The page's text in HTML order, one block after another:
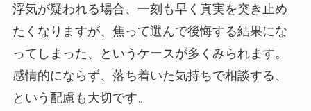
浮気が疑われる場合、一刻も早く真実を突き止め
たくなりますが、焦って選んで後悔する結果にな
ってしまった、というケースが多くみられます。
感情的にならず、落ち着いた気持ちで相談する、
という配慮も大切です。